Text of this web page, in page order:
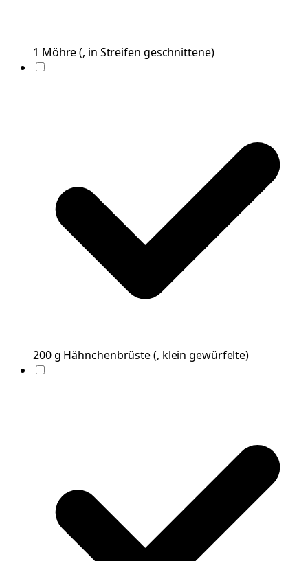
1 Möhre(, in Streifen geschnittene)
200g Hähnchenbrüste(, klein gewürfelte)